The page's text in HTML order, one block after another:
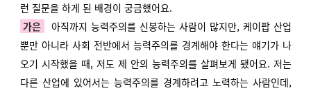
런 질문을 하게 된 배경이 궁금했어요.
가은
아직까지 능력주의를 신봉하는 사람이 많지만, 케이팝 산업
뿐만 아니라 사회 전반에서 능력주의를 경계해야 한다는 얘기가 나
오기 시작했을 때, 저도 제 안의 능력주의를 살펴보게 됐어요. 저는
다른 산업에 있어서는 능력주의를 경계하려고 노력하는 사람인데,